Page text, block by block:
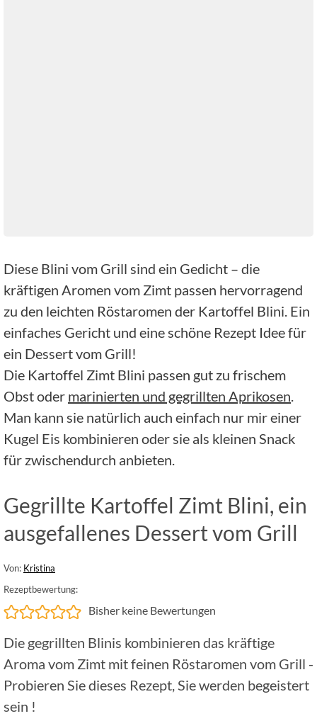
Diese Blini vom Grill sind ein Gedicht – die
kräftigen Aromen vom Zimt passen hervorragend
zu den leichten Röstaromen der Kartoffel Blini. Ein
einfaches Gericht und eine schöne Rezept Idee für
ein Dessert vom Grill!
Die Kartoffel Zimt Blini passen gut zu frischem
Obst oder marinierten und gegrillten Aprikosen.
Man kann sie natürlich auch einfach nur mir einer
Kugel Eis kombinieren oder sie als kleinen Snack
für zwischendurch anbieten.
Gegrillte Kartoffel Zimt Blini, ein
ausgefallenes Dessert vom Grill
Von: Kristina
Rezeptbewertung:
Bisher keine Bewertungen
Die gegrillten Blinis kombinieren das kräftige
Aroma vom Zimt mit feinen Röstaromen vom Grill -
Probieren Sie dieses Rezept, Sie werden begeistert
sein !